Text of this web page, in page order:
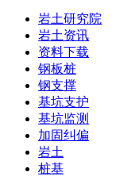
岩土研究院
岩土资讯
资料下载
钢板桩
钢支撑
基坑支护
基坑监测
加固纠偏
岩土
桩基